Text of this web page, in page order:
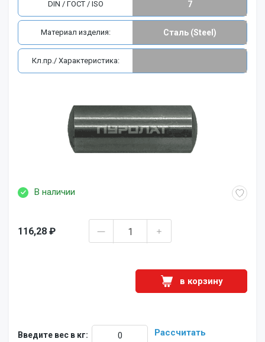
В наличии
116,28 ₽
в корзину
Введите вес в кг: Рассчитать
DIN / ГОСТ / ISO 7
Материал изделия: Сталь (Steel)
Кл.пр./ Характеристика: